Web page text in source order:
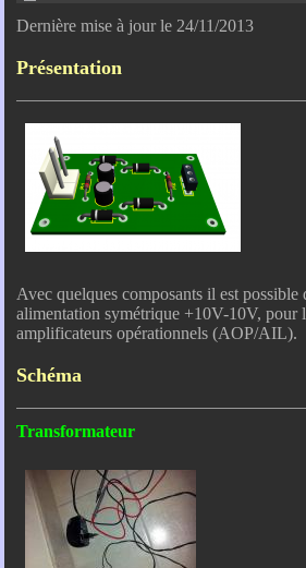
Dernière mise à jour le 24/11/2013
Présentation
Avec quelques composants il est possible
alimentation symétrique +10V-10V, pour
amplificateurs opérationnels (AOP/AIL).
Schéma
Transformateur